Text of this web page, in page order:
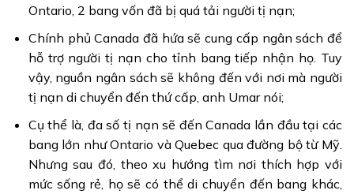
Ontario, 2 bang vốn đã bị quá tải người tị nạn;
Chính phủ Canada đã hứa sẽ cung cấp ngân sách để
hỗ trợ người tị nạn cho tỉnh bang tiếp nhận họ. Tuy
vậy, nguồn ngân sách sẽ không đến với nơi mà người
tị nạn di chuyển đến thứ cấp, anh Umar nói;
Cụ thể là, đa số tị nạn sẽ đến Canada lần đầu tại các
bang lớn như Ontario và Quebec qua đường bộ từ Mỹ.
Nhưng sau đó, theo xu hướng tìm nơi thích hợp với
mức sống rẻ, họ sẽ có thể di chuyển đến bang khác,